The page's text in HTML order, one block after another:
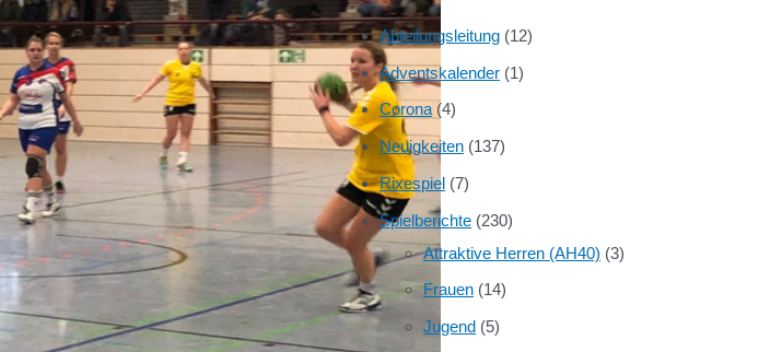
Abteilungsleitung (12)
Adventskalender (1)
Corona (4)
Neuigkeiten (137)
Rixespiel (7)
Spielberichte (230)
Attraktive Herren (AH40) (3)
Frauen (14)
Jugend (5)